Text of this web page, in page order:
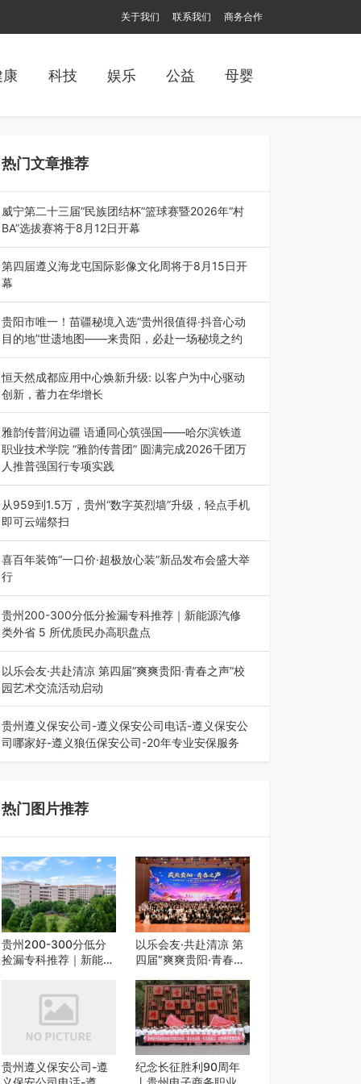
关于我们 联系我们 商务合作
科技 娱乐 公益 母婴
热门文章推荐
威宁第二十三届“民族团结杯”篮球赛暨2026年“村
BA”选拔赛将于8月12日开幕
8月7日，威宁彝族回族苗族自治县第二十三届“民
族团结杯”篮球赛暨2026年“村B…
第四届遵义海龙屯国际影像文化周将于8月15日开
幕
8月7日，第四届遵义海龙屯国际影像文化周媒体
通气会在世界文化遗产地海龙屯核心景区…
贵阳市唯一！苗疆秘境入选“贵州很值得·抖音心动
目的地”世遗地图——来贵阳，必赴一场秘境之约
2026年7月21日，2026年“贵州很值得”暨抖音“心
动目的地”（贵州站）主题…
恒天然成都应用中心焕新升级: 以客户为中心驱动
创新，蓄力在华增长
融合全球研发实力与本土洞察，深化客户共创，赋
能西南市场创新发展 （7月27日，成…
雅韵传普润边疆 语通同心筑强国——哈尔滨铁道
职业技术学院 “雅韵传普团” 圆满完成2026千团万
人推普强国行专项实践
为扎实推进2026“千团万人推普强国行”大学生暑
期社会实践，牢牢紧扣 “雅韵传普…
从959到1.5万，贵州“数字英烈墙”升级，轻点手机
即可云端祭扫
八一建军节到来之际，由贵州省退役军人事务厅指
导，贵阳市退役军人事务局联合贵州广电…
喜百年装饰“一口价·超极放心装”新品发布会盛大举
行
2026年7月31日，喜百年装饰“一口价·超极放心
装”新品发布会在贵阳隆重举行。…
贵州200-300分低分捡漏专科推荐｜新能源汽修
类外省 5 所优质民办高职盘点
在贵州省高考志愿填报体系中，200至300分数段
考生可选择的省内工科、新能源汽车…
以乐会友·共赴清凉 第四届“爽爽贵阳·青春之声”校
园艺术交流活动启动
七月的贵阳，清风送爽，第四届“爽爽贵阳·青春之
声”校园管弦乐（合唱）艺术交流活动…
贵州遵义保安公司-遵义保安公司电话-遵义保安公
司哪家好-遵义狼伍保安公司-20年专业安保服务
热门图片推荐
贵州200-300分低分
捡漏专科推荐｜新能源
以乐会友·共赴清凉 第
四届“爽爽贵阳·青春之
启动
贵州遵义保安公司-遵
纪念长征胜利90周年